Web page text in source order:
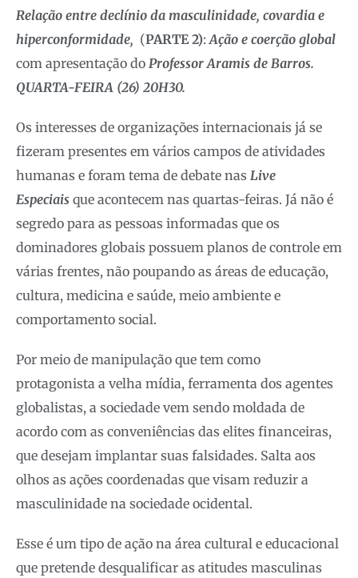
Relação entre declínio da masculinidade, covardia e
hiperconformidade, (PARTE 2): Ação e coerção global
com apresentação do Professor Aramis de Barros.
QUARTA-FEIRA (26) 20H30.
Os interesses de organizações internacionais já se
fizeram presentes em vários campos de atividades
humanas e foram tema de debate nas Live
Especiais que acontecem nas quartas-feiras. Já não é
segredo para as pessoas informadas que os
dominadores globais possuem planos de controle em
várias frentes, não poupando as áreas de educação,
cultura, medicina e saúde, meio ambiente e
comportamento social.
Por meio de manipulação que tem como
protagonista a velha mídia, ferramenta dos agentes
globalistas, a sociedade vem sendo moldada de
acordo com as conveniências das elites financeiras,
que desejam implantar suas falsidades. Salta aos
olhos as ações coordenadas que visam reduzir a
masculinidade na sociedade ocidental.
Esse é um tipo de ação na área cultural e educacional
que pretende desqualificar as atitudes masculinas